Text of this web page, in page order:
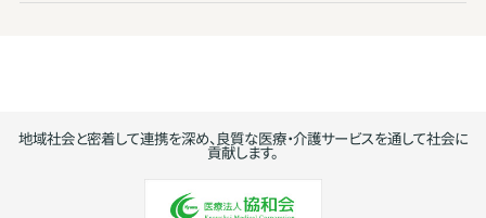
地域社会と密着して連携を深め、良質な医療・介護サービスを通して社会に
貢献します。